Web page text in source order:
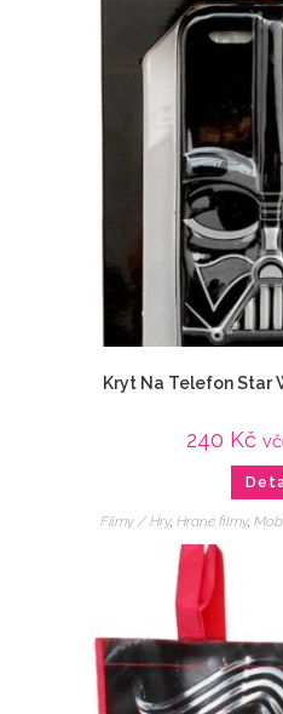
Kryt Na Telefon Star
240 Kč
Filmy / Hry, Hrané filmy,